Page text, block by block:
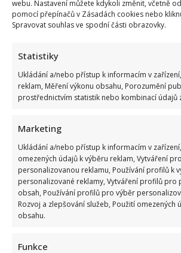
webu. Nastavení můžete kdykoli změnit, včetně
pomocí přepínačů v Zásadách cookies nebo
Spravovat souhlas ve spodní části obrazovky.
Statistiky
Ukládání a/nebo přístup k informacím v
reklam, Měření výkonu obsahu, Porozumění
prostřednictvím statistik nebo kombinací údajů
Marketing
Ukládání a/nebo přístup k informacím v
omezených údajů k výběru reklam, Vytváření
personalizovanou reklamu, Používání profilů k
personalizované reklamy, Vytváření profilů pro
obsah, Používání profilů pro výběr
Rozvoj a zlepšování služeb, Použití omezených
obsahu.
Funkce
Jiří Dvořák o svém výjezdu na Ukrajinu,
Češi si prý neváží toho, co mají